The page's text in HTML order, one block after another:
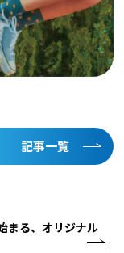
記事一覧
まる、オリジナル